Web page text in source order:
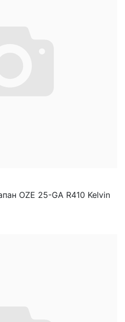
OZE 25-GA R410 Kelvin